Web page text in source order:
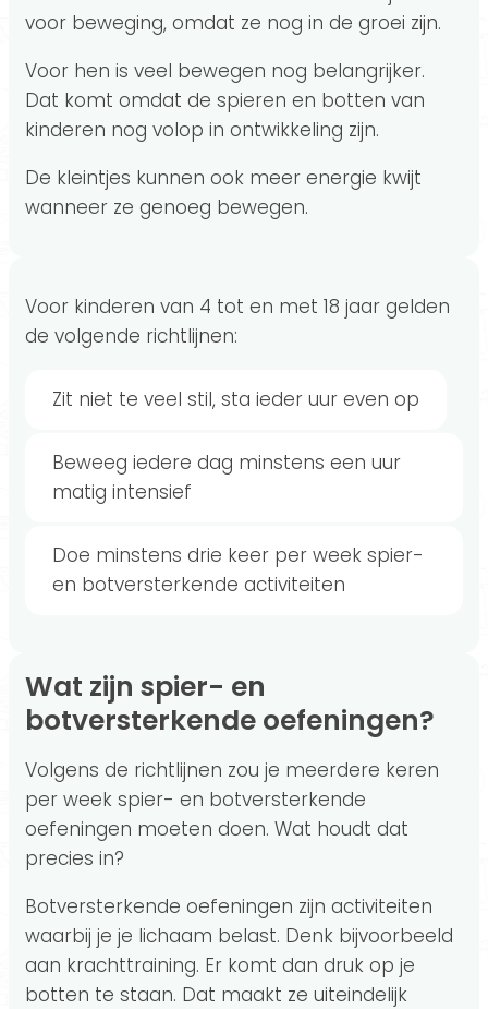
voor beweging, omdat ze nog in de groei zijn.
Voor hen is veel bewegen nog belangrijker.
Dat komt omdat de spieren en botten van
kinderen nog volop in ontwikkeling zijn.
De kleintjes kunnen ook meer energie kwijt
wanneer ze genoeg bewegen.
Voor kinderen van 4 tot en met 18 jaar gelden
de volgende richtlijnen:
Zit niet te veel stil, sta ieder uur even op
Beweeg iedere dag minstens een uur
matig intensief
Doe minstens drie keer per week spier-
en botversterkende activiteiten
Wat zijn spier- en
botversterkende oefeningen?
Volgens de richtlijnen zou je meerdere keren
per week spier- en botversterkende
oefeningen moeten doen. Wat houdt dat
precies in?
Botversterkende oefeningen zijn activiteiten
waarbij je je lichaam belast. Denk bijvoorbeeld
aan krachttraining. Er komt dan druk op je
botten te staan. Dat maakt ze uiteindelijk